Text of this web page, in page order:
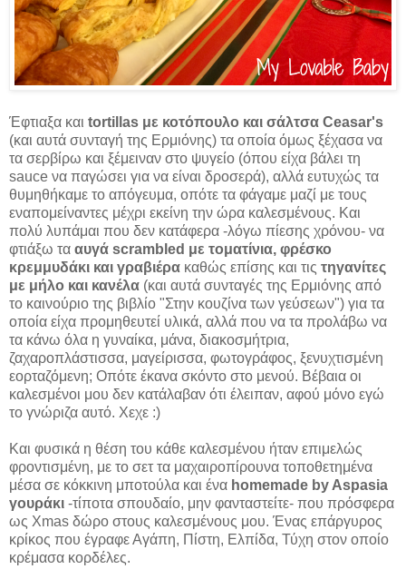
Έφτιαξα και tortillas με κοτόπουλο και σάλτσα Ceasar's
(και αυτά συνταγή της Ερμιόνης) τα οποία όμως ξέχασα να
τα σερβίρω και ξέμειναν στο ψυγείο (όπου είχα βάλει τη
sauce να παγώσει για να είναι δροσερά), αλλά ευτυχώς τα
θυμηθήκαμε το απόγευμα, οπότε τα φάγαμε μαζί με τους
εναπομείναντες μέχρι εκείνη την ώρα καλεσμένους. Και
πολύ λυπάμαι που δεν κατάφερα -λόγω πίεσης χρόνου- να
φτιάξω τα αυγά scrambled με τοματίνια, φρέσκο
κρεμμυδάκι και γραβιέρα καθώς επίσης και τις τηγανίτες
με μήλο και κανέλα (και αυτά συνταγές της Ερμιόνης από
το καινούριο της βιβλίο "Στην κουζίνα των γεύσεων") για τα
οποία είχα προμηθευτεί υλικά, αλλά που να τα προλάβω να
τα κάνω όλα η γυναίκα, μάνα, διακοσμήτρια,
ζαχαροπλάστισσα, μαγείρισσα, φωτογράφος, ξενυχτισμένη
εορταζόμενη; Οπότε έκανα σκόντο στο μενού. Βέβαια οι
καλεσμένοι μου δεν κατάλαβαν ότι έλειπαν, αφού μόνο εγώ
το γνώριζα αυτό. Χεχε :)
Και φυσικά η θέση του κάθε καλεσμένου ήταν επιμελώς
φροντισμένη, με το σετ τα μαχαιροπίρουνα τοποθετημένα
μέσα σε κόκκινη μποτούλα και ένα homemade by Aspasia
γουράκι -τίποτα σπουδαίο, μην φανταστείτε- που πρόσφερα
ως Xmas δώρο στους καλεσμένους μου. Ένας επάργυρος
κρίκος που έγραφε Αγάπη, Πίστη, Ελπίδα, Τύχη στον οποίο
κρέμασα κορδέλες.